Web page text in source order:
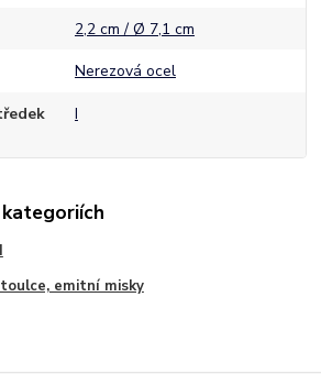
2,2 cm / Ø 7,1 cm
Nerezová ocel
I
emitní misky